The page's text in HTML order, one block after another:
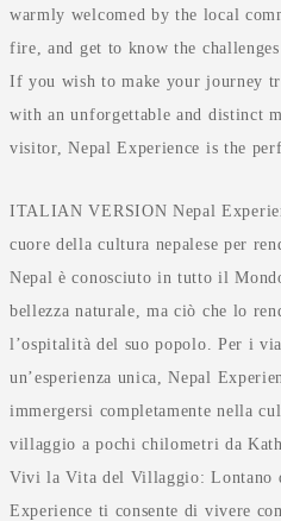
warmly welcomed by the local
fire, and get to know the
If you wish to make your journey
with an unforgettable and distinct
visitor, Nepal Experience is the
ITALIAN VERSION Nepal
cuore della cultura nepalese per
Nepal è conosciuto in tutto il
bellezza naturale, ma ciò che lo
l’ospitalità del suo popolo. Per i
un’esperienza unica, Nepal
immergersi completamente nella
villaggio a pochi chilometri da
Vivi la Vita del Villaggio: Lontano
Experience ti consente di vivere